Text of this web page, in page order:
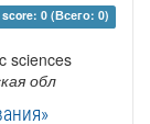
0 (Всего: 0)
sciences
обл